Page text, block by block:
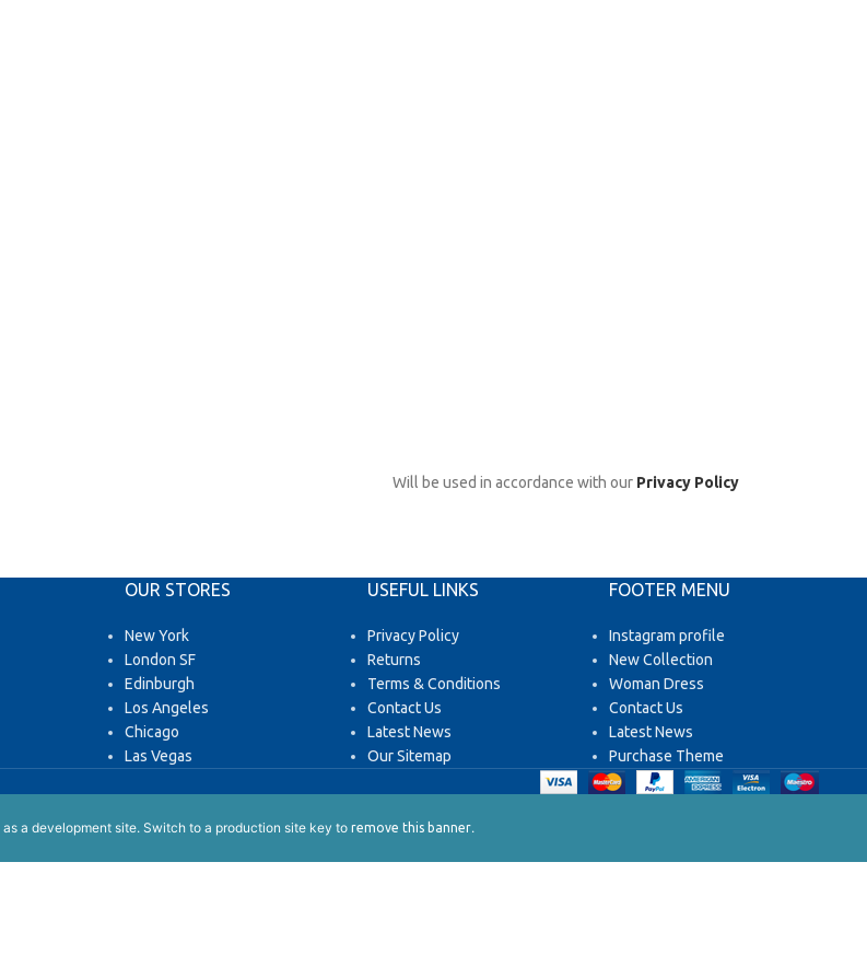
Will be used in accordance with our Privacy Policy
OUR STORES
New York
London SF
Edinburgh
Los Angeles
Chicago
Las Vegas
USEFUL LINKS
Privacy Policy
Returns
Terms & Conditions
Contact Us
Latest News
Our Sitemap
FOOTER MENU
Instagram profile
New Collection
Woman Dress
Contact Us
Latest News
Purchase Theme
as a development site. Switch to a production site key to remove this banner.